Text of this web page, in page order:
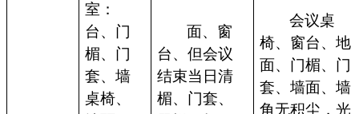
室：
台、门
楣、门
套、墙
桌椅、
面、窗
台、但会议
结束当日清
楣、门套、
会议桌
椅、窗台、地
面、门楣、门
套、墙面、墙
角无积尘，光